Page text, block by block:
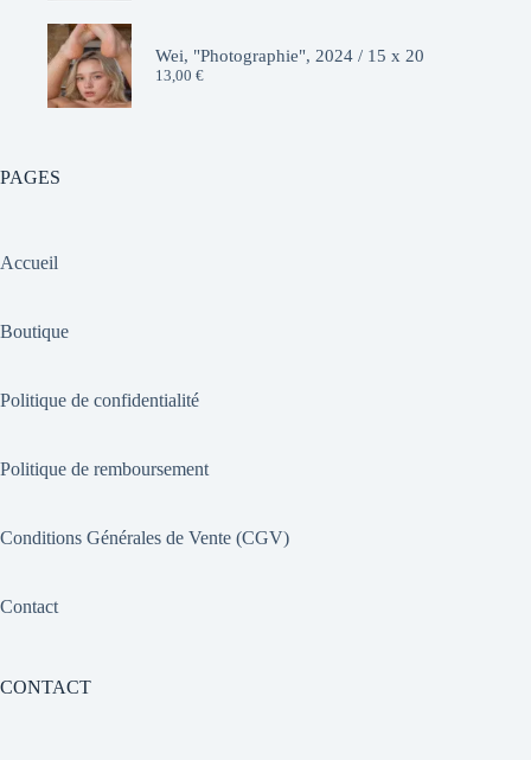
10,00 €.
7,00 €.
Wei, "Photographie", 2024 / 15 x 20
13,00 €
PAGES
Accueil
Boutique
Politique de confidentialité
Politique de remboursement
Conditions Générales de Vente (CGV)
Contact
CONTACT